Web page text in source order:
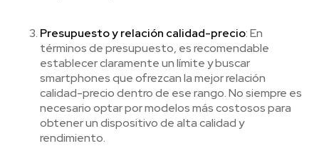
Presupuesto y relación calidad-precio:En
términos de presupuesto, es recomendable
establecer claramente un límite y buscar
smartphones que ofrezcan la mejor relación
calidad-precio dentro de ese rango. No siempre es
necesario optar por modelos más costosos para
obtener un dispositivo de alta calidad y
rendimiento.